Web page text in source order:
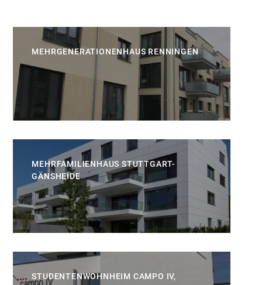
MEHRGENERATIONENHAUS RENNINGEN
MEHRFAMILIENHAUS STUTTGART-
GÄNSHEIDE
STUDENTENWOHNHEIM CAMPO IV,